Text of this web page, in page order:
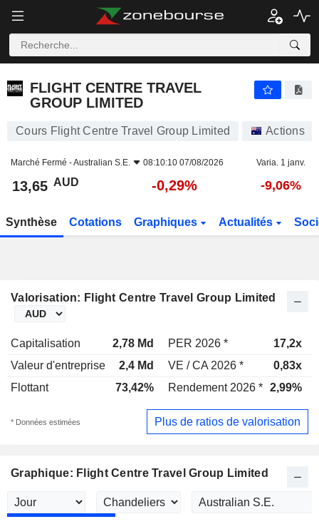
FLIGHT CENTRE TRAVEL
GROUP LIMITED
Cours Flight Centre Travel Group Limited Actions
Marché Fermé -Australian S.E. 08:10:10 07/08/2026 Varia. 1 janv.
13,65 AUD -0,29% -9,06%
Synthèse Cotations Graphiques Actualités
Valorisation: Flight Centre Travel Group Limited
Capitalisation 2,78 Md PER 2026 * 17,2x
Valeur d'entreprise
2,4 Md VE / CA 2026 * 0,83x
Flottant
73,42% Rendement 2026 * 2,99%
* Données estimées Plus de ratios de valorisation
Graphique: Flight Centre Travel Group Limited